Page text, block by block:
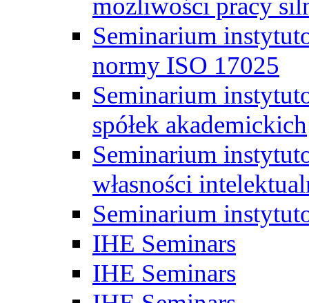
możliwości pracy
Seminarium
normy ISO 17025
Seminarium
spółek akademickich
Seminarium
własności
Seminarium
IHE Seminars
IHE Seminars